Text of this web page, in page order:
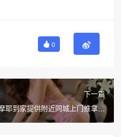
0
下一篇
耶到家提供附近同城上门推拿按
摩服务，健康生活从家开始